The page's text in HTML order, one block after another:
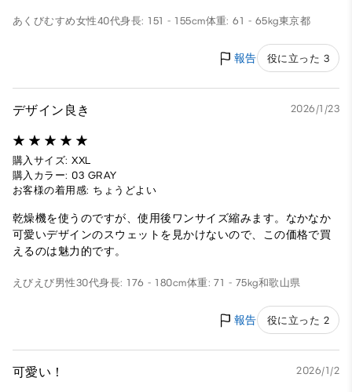
あくびむすめ女性40代身長: 151 - 155cm体重: 61 - 65kg東京都
報告 役に立った 3
デザイン良き 2026/1/23
購入サイズ: XXL
購入カラー: 03 GRAY
お客様の着用感: ちょうどよい
乾燥機を使うのですが、使用後ワンサイズ縮みます。なかなか
可愛いデザインのスウェットを見かけないので、この価格で買
えるのは魅力的です。
えびえび男性30代身長: 176 - 180cm体重: 71 - 75kg和歌山県
報告 役に立った 2
可愛い！ 2026/1/2